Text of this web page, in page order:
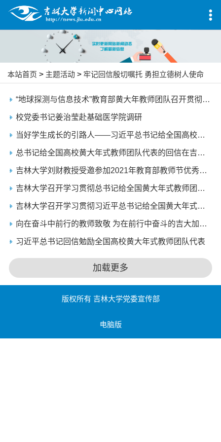
本站首页 > 主题活动 > 牢记回信殷切嘱托 勇担立德树人使命
“地球探测与信息技术”教育部黄大年教师团队召开贯彻习近平总书记给全国高校黄大年式教师团队回信精神座谈会
校党委书记姜治莹赴基础医学院调研
当好学生成长的引路人——习近平总书记给全国高校黄大年式教师团队代表的回信引发强烈反响
总书记给全国高校黄大年式教师团队代表的回信在吉林大学引发强烈反响
吉林大学刘财教授受邀参加2021年教育部教师节优秀教师代表座谈会
吉林大学召开学习贯彻总书记给全国黄大年式教师团队回信精神党委理论学习中心组扩大会议
吉林大学召开学习贯彻习近平总书记给全国黄大年式教师团队代表回信精神党委理论学习中心组集体学习研讨扩大会议
向在奋斗中前行的教师致敬 为在前行中奋斗的吉大加油 吉林大学隆重召开庆祝建校75周年暨2021年教师节表彰大会
习近平总书记回信勉励全国高校黄大年式教师团队代表
加载更多
版权所有 吉林大学党委宣传部
电脑版